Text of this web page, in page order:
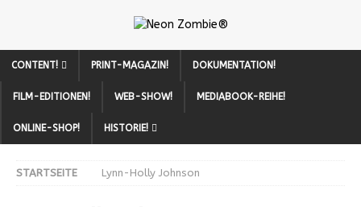
CONTENT! PRINT-MAGAZIN! DOKUMENTATION!
FILM-EDITIONEN! WEB-SHOW! MEDIABOOK-REIHE!
ONLINE-SHOP! HISTORIE!
STARTSEITE Lynn-Holly Johnson